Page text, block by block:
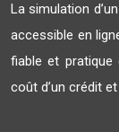
La simulation
accessible en
fiable et pratique
coût d’un crédit